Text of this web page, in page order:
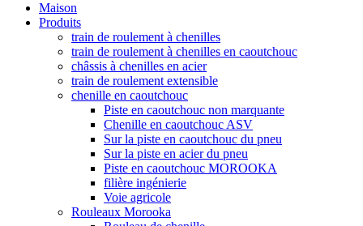
Maison
Produits
train de roulement à chenilles
train de roulement à chenilles en caoutchouc
châssis à chenilles en acier
train de roulement extensible
chenille en caoutchouc
Piste en caoutchouc non marquante
Chenille en caoutchouc ASV
Sur la piste en caoutchouc du pneu
Sur la piste en acier du pneu
Piste en caoutchouc MOROOKA
filière ingénierie
Voie agricole
Rouleaux Morooka